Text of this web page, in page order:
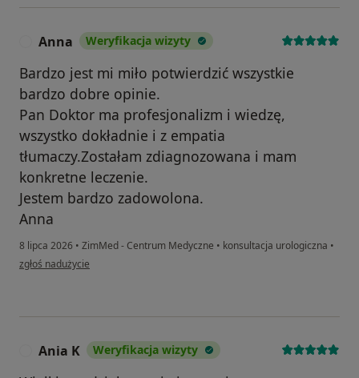
Anna Weryfikacja wizyty
Bardzo jest mi miło potwierdzić wszystkie
bardzo dobre opinie.
Pan Doktor ma profesjonalizm i wiedzę,
wszystko dokładnie i z empatia
tłumaczy.Zostałam zdiagnozowana i mam
konkretne leczenie.
Jestem bardzo zadowolona.
Anna
8 lipca 2026 • ZimMed - Centrum Medyczne • konsultacja urologiczna •
w opinii użytkownika Anna
zgłoś nadużycie
Ania K Weryfikacja wizyty